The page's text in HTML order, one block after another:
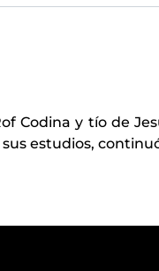
Codina y tío de
estudios,